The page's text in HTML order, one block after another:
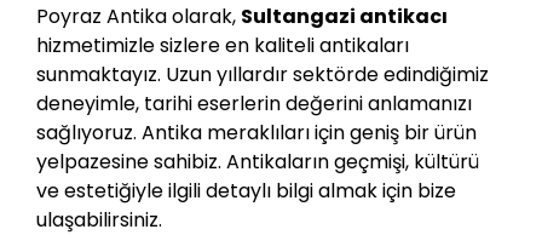
Poyraz Antika olarak, Sultangazi antikacı
hizmetimizle sizlere en kaliteli antikaları
sunmaktayız. Uzun yıllardır sektörde edindiğimiz
deneyimle, tarihi eserlerin değerini anlamanızı
sağlıyoruz. Antika meraklıları için geniş bir ürün
yelpazesine sahibiz. Antikaların geçmişi, kültürü
ve estetiğiyle ilgili detaylı bilgi almak için bize
ulaşabilirsiniz.